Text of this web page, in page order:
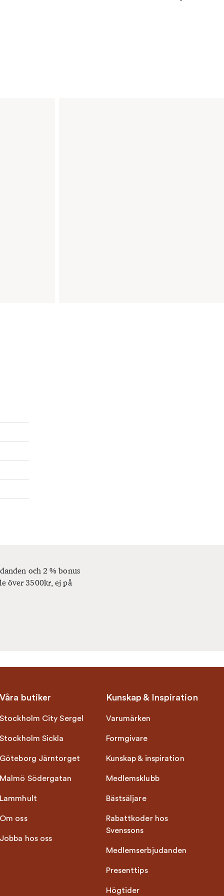
och 2 % bonus
över 3500kr, ej på
Våra butiker
Stockholm City Sergel
Stockholm Sickla
Göteborg Järntorget
Malmö Södergatan
Lammhult
Om oss
Jobba hos oss
Kunskap & Inspiration
Varumärken
Formgivare
Kunskap & inspiration
Medlemsklubb
Bästsäljare
Rabattkoder hos
Svenssons
Medlemserbjudanden
Presenttips
Högtider